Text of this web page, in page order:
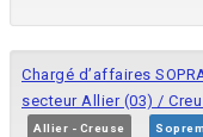
Chargé d’affaires
secteur Allier (03) /
Allier - Creuse